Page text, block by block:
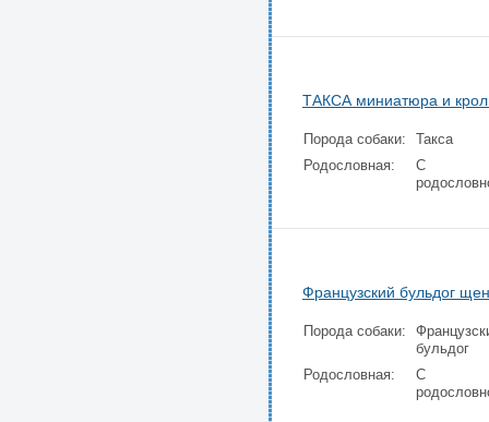
ТАКСА миниатюра и
Порода собаки:
Такса
Родословная:
С
Французский бульдог
Порода собаки:
бульдог
Родословная:
С